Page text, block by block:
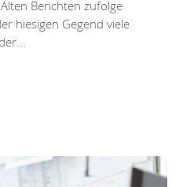
Berichten zufolge
hiesigen Gegend viele